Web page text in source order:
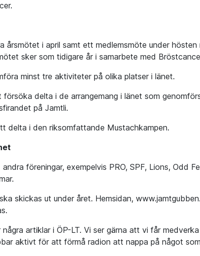
årsmötet i april samt ett medlemsmöte under hösten
sker som tidigare år i samarbete med
minst tre aktiviteter på olika platser i länet.
delta i de arrangemang i länet som
på Jamtli.
delta i den riksomfattande Mustachkampen.
föreningar, exempelvis PRO, SPF, Lions, Odd
skickas ut under året. Hemsidan,
artiklar i ÖP-LT. Vi ser gärna att vi får
aktivt för att förmå radion att nappa på något